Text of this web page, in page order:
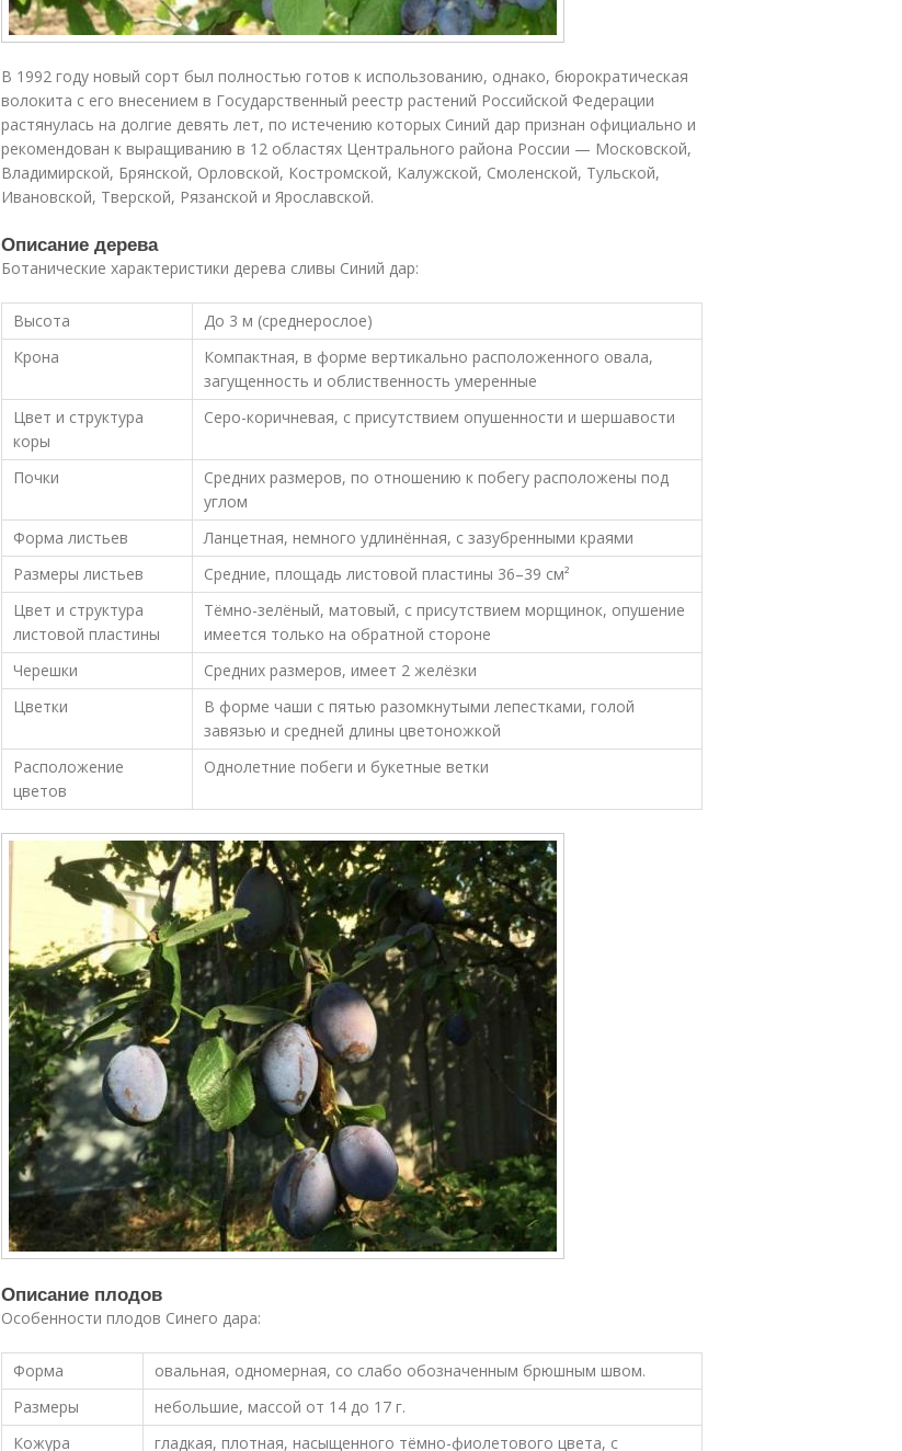
В 1992 году новый сорт был полностью готов к использованию, однако, бюрократическая
волокита с его внесением в Государственный реестр растений Российской Федерации
растянулась на долгие девять лет, по истечению которых Синий дар признан официально и
рекомендован к выращиванию в 12 областях Центрального района России — Московской,
Владимирской, Брянской, Орловской, Костромской, Калужской, Смоленской, Тульской,
Ивановской, Тверской, Рязанской и Ярославской.
Описание дерева
Ботанические характеристики дерева сливы Синий дар:
Высота
До 3 м (среднерослое)
Крона
Компактная, в форме вертикально расположенного овала,
загущенность и облиственность умеренные
Цвет и структура
коры
Серо-коричневая, с присутствием опушенности и шершавости
Почки
Средних размеров, по отношению к побегу расположены под
углом
Форма листьев
Ланцетная, немного удлинённая, с зазубренными краями
Размеры листьев
Средние, площадь листовой пластины 36–39 см²
Цвет и структура
листовой пластины
Тёмно-зелёный, матовый, с присутствием морщинок, опушение
имеется только на обратной стороне
Черешки
Средних размеров, имеет 2 желёзки
Цветки
В форме чаши с пятью разомкнутыми лепестками, голой
завязью и средней длины цветоножкой
Расположение
цветов
Однолетние побеги и букетные ветки
Описание плодов
Особенности плодов Синего дара:
Форма
овальная, одномерная, со слабо обозначенным брюшным швом.
Размеры
небольшие, массой от 14 до 17 г.
Кожура
гладкая, плотная, насыщенного тёмно-фиолетового цвета, с